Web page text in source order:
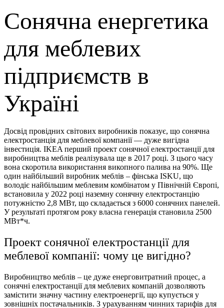
Сонячна енергетика
для меблевих
підприємств в
Україні
Досвід провідних світових виробників показує, що сонячна
електростанція для меблевої компанії — дуже вигідна
інвестиція. IKEA перший проект сонячної електростанції для
виробництва меблів реалізувала ще в 2017 році. З цього часу
вона скоротила використання викопного палива на 90%. Ще
один найбільший виробник меблів – фінська ISKU, що
володіє найбільшим меблевим комбінатом у Північній Європі,
встановила у 2022 році наземну сонячну електростанцію
потужністю 2,8 МВт, що складається з 6000 сонячних панелей.
У результаті протягом року власна генерація становила 2500
МВт*ч.
Проект сонячної електростанції для
меблевої компанії: чому це вигідно?
Виробництво меблів – це дуже енерговитратний процес, а
сонячні електростанції для меблевих компаній дозволяють
замістити значну частину електроенергії, що купується у
зовнішніх постачальників. З урахуванням чинних тарифів для